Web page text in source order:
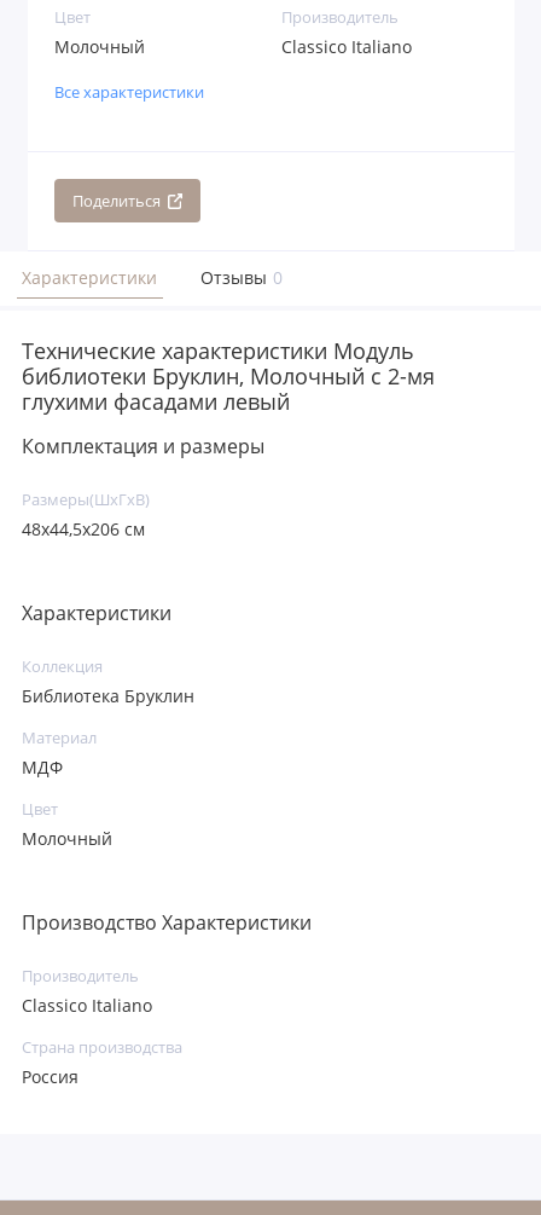
Цвет
Молочный
Производитель
Classico Italiano
Все характеристики
Поделиться
Характеристики Отзывы 0
Технические характеристики Модуль
библиотеки Бруклин, Молочный с 2-мя
глухими фасадами левый
Комплектация и размеры
Размеры(ШxГxВ)
48х44,5х206 см
Характеристики
Коллекция
Библиотека Бруклин
Материал
МДФ
Цвет
Молочный
Производство Характеристики
Производитель
Classico Italiano
Страна производства
Россия